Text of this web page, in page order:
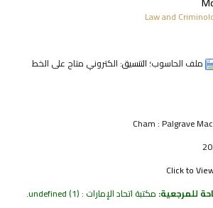
Law and
ملف الحاسوب؛ التنسيق: الكتروني متاح على الخط
Cham : Palgrave
Click to
للمرجعية: مكتبة اتحاد الإمارات : undefined(1).